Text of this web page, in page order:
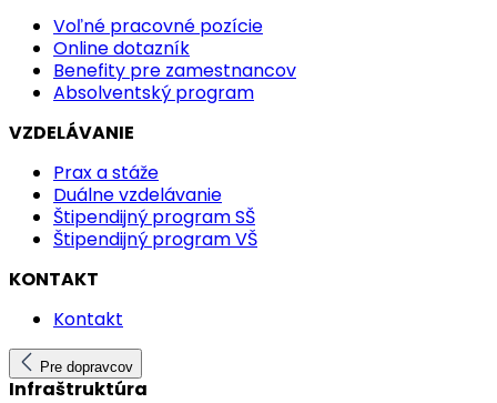
Voľné pracovné pozície
Online dotazník
Benefity pre zamestnancov
Absolventský program
VZDELÁVANIE
Prax a stáže
Duálne vzdelávanie
Štipendijný program SŠ
Štipendijný program VŠ
KONTAKT
Kontakt
Pre dopravcov
Infraštruktúra